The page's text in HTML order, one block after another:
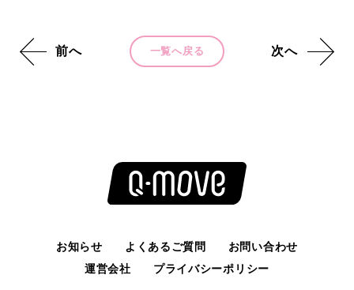
前へ 一覧へ戻る 次へ
お知らせ よくあるご質問
お問い合わせ
運営会社
プライバシーポリシー